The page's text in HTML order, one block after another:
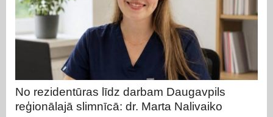
No rezidentūras līdz darbam Daugavpils
reģionālajā slimnīcā: dr. Marta Nalivaiko